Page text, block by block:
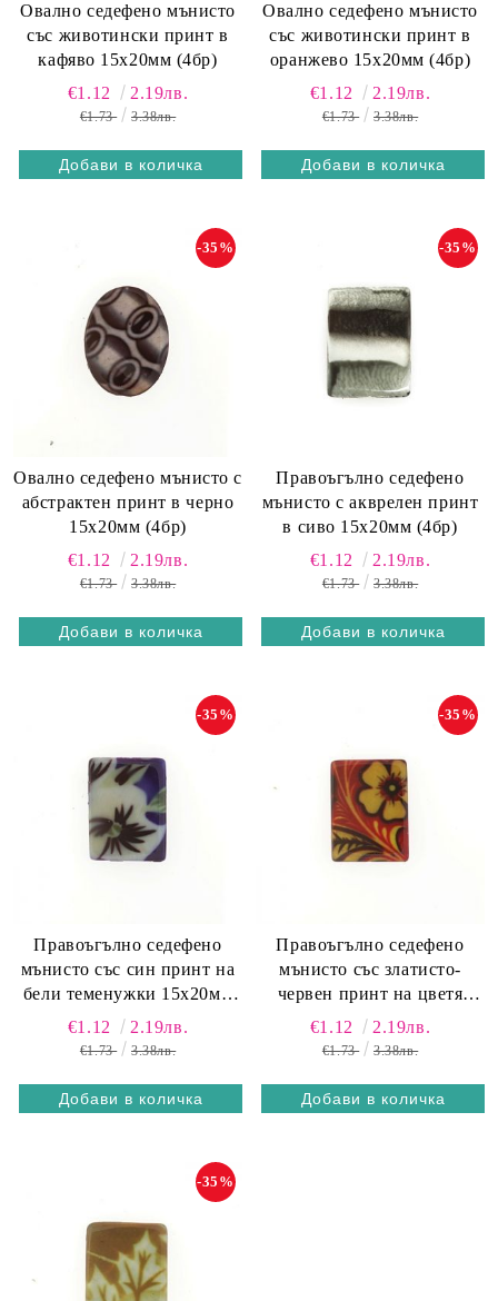
Овално седефено мънисто
със животински принт в
кафяво 15х20мм (4бр)
€1.12 2.19лв.
€1.73 3.38лв.
Овално седефено мънисто
със животински принт в
оранжево 15х20мм (4бр)
€1.12 2.19лв.
€1.73 3.38лв.
Овално седефено мънисто с
абстрактен принт в черно
15х20мм (4бр)
-35%
€1.12 2.19лв.
€1.73 3.38лв.
Правоъгълно седефено
мънисто с акврелен принт
в сиво 15х20мм (4бр)
-35%
€1.12 2.19лв.
€1.73 3.38лв.
Правоъгълно седефено
мънисто със син принт на
бели теменужки 15х20мм
(4бр)
-35%
€1.12 2.19лв.
€1.73 3.38лв.
Правоъгълно седефено
мънисто със златисто-
червен принт на цветя
15х20мм (4бр)
-35%
€1.12 2.19лв.
€1.73 3.38лв.
-35%